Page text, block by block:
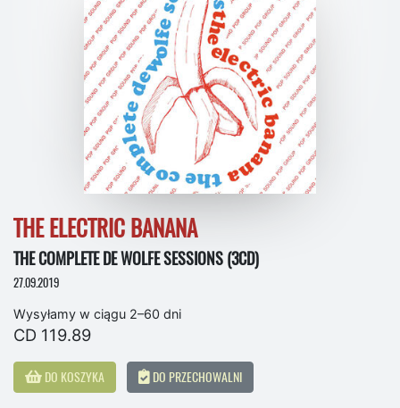
THE ELECTRIC BANANA
THE COMPLETE DE WOLFE SESSIONS (3CD)
27.09.2019
Wysyłamy w ciągu 2–60 dni
CD 119.89
DO KOSZYKA DO PRZECHOWALNI